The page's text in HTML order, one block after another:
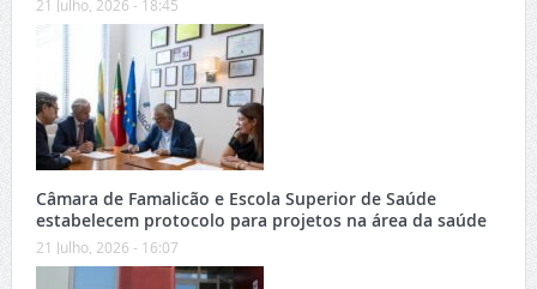
21 Julho, 2026 - 18:45
Câmara de Famalicão e Escola Superior de Saúde
estabelecem protocolo para projetos na área da saúde
21 Julho, 2026 - 16:07